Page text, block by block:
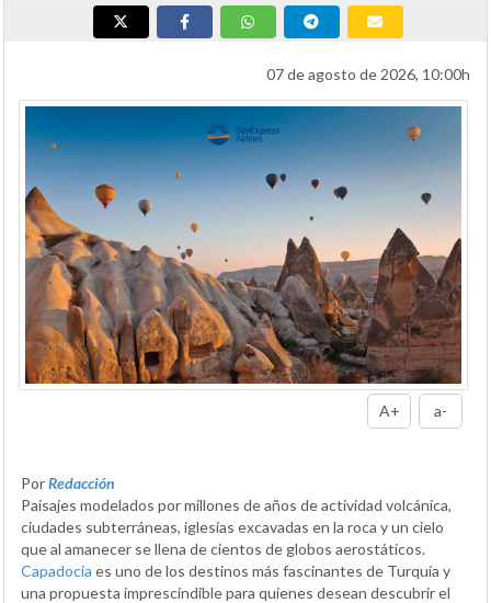
07 de agosto de 2026, 10:00h
A+ a-
PorRedacción
Paisajes modelados por millones de años de actividad volcánica,
ciudades subterráneas, iglesias excavadas en la roca y un cielo
que al amanecer se llena de cientos de globos aerostáticos.
Capadocia es uno de los destinos más fascinantes de Turquía y
una propuesta imprescindible para quienes desean descubrir el